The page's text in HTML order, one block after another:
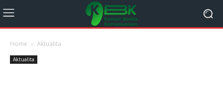
Home Aktualita
Aktualita